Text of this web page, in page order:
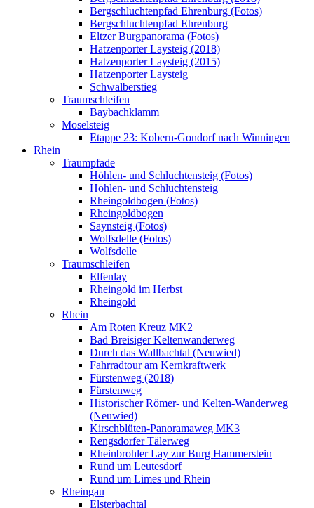
Bergschluchtenpfad Ehrenburg (Fotos)
Bergschluchtenpfad Ehrenburg
Eltzer Burgpanorama (Fotos)
Hatzenporter Laysteig (2018)
Hatzenporter Laysteig (2015)
Hatzenporter Laysteig
Schwalberstieg
Traumschleifen
Baybachklamm
Moselsteig
Etappe 23: Kobern-Gondorf nach Winningen
Rhein
Traumpfade
Höhlen- und Schluchtensteig (Fotos)
Höhlen- und Schluchtensteig
Rheingoldbogen (Fotos)
Rheingoldbogen
Saynsteig (Fotos)
Wolfsdelle (Fotos)
Wolfsdelle
Traumschleifen
Elfenlay
Rheingold im Herbst
Rheingold
Rhein
Am Roten Kreuz MK2
Bad Breisiger Keltenwanderweg
Durch das Wallbachtal (Neuwied)
Fahrradtour am Kernkraftwerk
Fürstenweg (2018)
Fürstenweg
Historischer Römer- und Kelten-Wanderweg
(Neuwied)
Kirschblüten-Panoramaweg MK3
Rengsdorfer Tälerweg
Rheinbrohler Lay zur Burg Hammerstein
Rund um Leutesdorf
Rund um Limes und Rhein
Rheingau
Elsterbachtal